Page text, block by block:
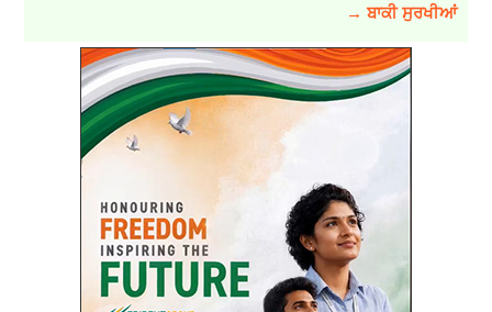
→ ਬਾਕੀ ਸੁਰਖੀਆਂ